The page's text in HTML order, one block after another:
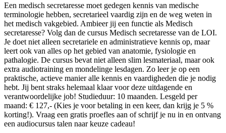
Een medisch secretaresse moet gedegen kennis van medische
terminologie hebben, secretarieel vaardig zijn en de weg weten in
het medisch vakgebied. Ambieer jij een functie als Medisch
secretaresse? Volg dan de cursus Medisch secretaresse van de LOI.
Je doet niet alleen secretariele en administratieve kennis op, maar
leert ook van alles op het gebied van anatomie, fysiologie en
pathalogie. De cursus bevat niet alleen slim lesmateriaal, maar ook
extra audiotraining en mondelinge lesdagen. Zo leer je op een
praktische, actieve manier alle kennis en vaardigheden die je nodig
hebt. Jij bent straks helemaal klaar voor deze uitdagende en
verantwoordelijke job! Studieduur: 10 maanden. Lesgeld per
maand: € 127,- (Kies je voor betaling in een keer, dan krijg je 5 %
korting!). Vraag een gratis proefles aan of schrijf je nu in en ontvang
een audiocursus talen naar keuze cadeau!